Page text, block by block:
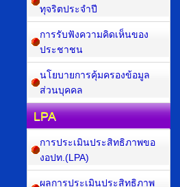
ทุจริตประจำปี
การรับฟังความคิดเห็นของ
ประชาชน
นโยบายการคุ้มครองข้อมูล
ส่วนบุคคล
LPA
การประเมินประสิทธิภาพขอ
งอปท.(LPA)
ผลการประเมินประสิทธิภาพ